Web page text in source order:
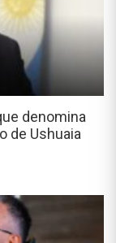
denomina
de Ushuaia